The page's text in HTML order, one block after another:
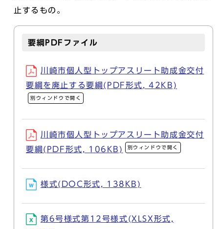
止するもの。
要綱PDFファイル
川崎市個人型トップアスリート助成金交付
要綱を廃止する要綱(PDF形式, 42KB)
別ウィンドウで開く
川崎市個人型トップアスリート助成金交付
要綱(PDF形式, 106KB)
別ウィンドウで開く
様式(DOC形式, 138KB)
第6号様式第12号様式(XLSX形式,